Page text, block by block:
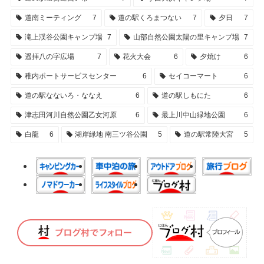
道南ミーティング 7 道の駅くろまつない 7 夕日 7
滝上渓谷公園キャンプ場 7 山部自然公園太陽の里キャンプ場 7
遥拝八の字広場 7 花火大会 6 夕焼け 6
稚内ポートサービスセンター 6 セイコーマート 6
道の駅なないろ・ななえ 6 道の駅しもにた 6
津志田河川自然公園乙女河原 6 最上川中山緑地公園 6
白龍 6 湖岸緑地 南三ツ谷公園 5 道の駅常陸大宮 5